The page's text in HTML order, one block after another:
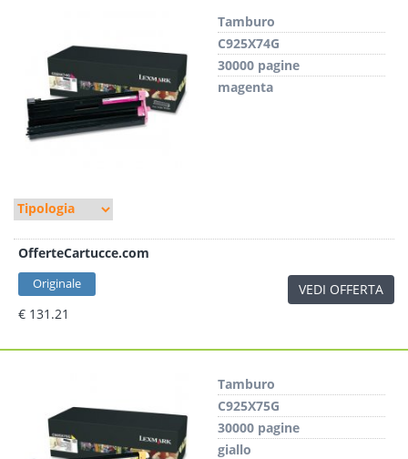
Tamburo
C925X74G
30000 pagine
magenta
OfferteCartucce.com
Originale
€ 131.21
VEDI OFFERTA
Tamburo
C925X75G
30000 pagine
giallo